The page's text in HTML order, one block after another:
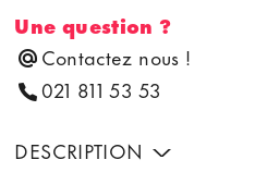
Une question ?
Contactez nous !
021 811 53 53
DESCRIPTION